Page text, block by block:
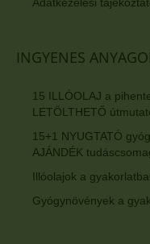
INGYENES
15 ILLÓOLAJ a
LETÖLTHETŐ
15+1 NYUGTATÓ
AJÁNDÉK
Illóolajok a
Gyógynövények a